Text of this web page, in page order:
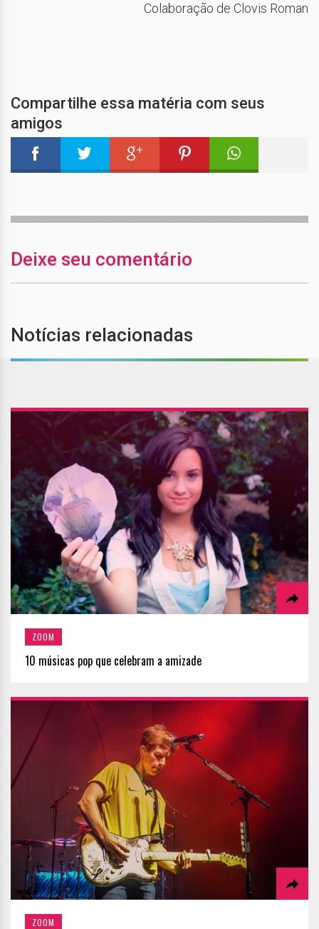
Colaboração de Clovis Roman
Compartilhe essa matéria com seus
amigos
Deixe seu comentário
Notícias relacionadas
ZOOM
10 músicas pop que celebram a amizade
ZOOM